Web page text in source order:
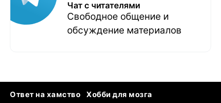
Чат с читателями
Свободное общение и
обсуждение материалов
Ответ на хамство
Хобби для мозга